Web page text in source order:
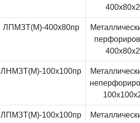
ЛПМЗТ(М)-400x80пр
ЛНМЗТ(М)-100x100пр
ЛПМЗТ(М)-100x100пр